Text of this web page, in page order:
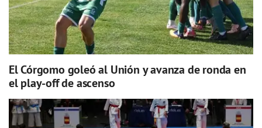
El Córgomo goleó al Unión y avanza de ronda en
el play-off de ascenso